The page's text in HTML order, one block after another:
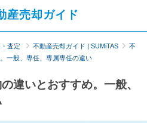
産売却ガイド
査定 不動産売却ガイド | SUMiTAS
不
一般、専任、専属専任の違い
違いとおすすめ。一般、